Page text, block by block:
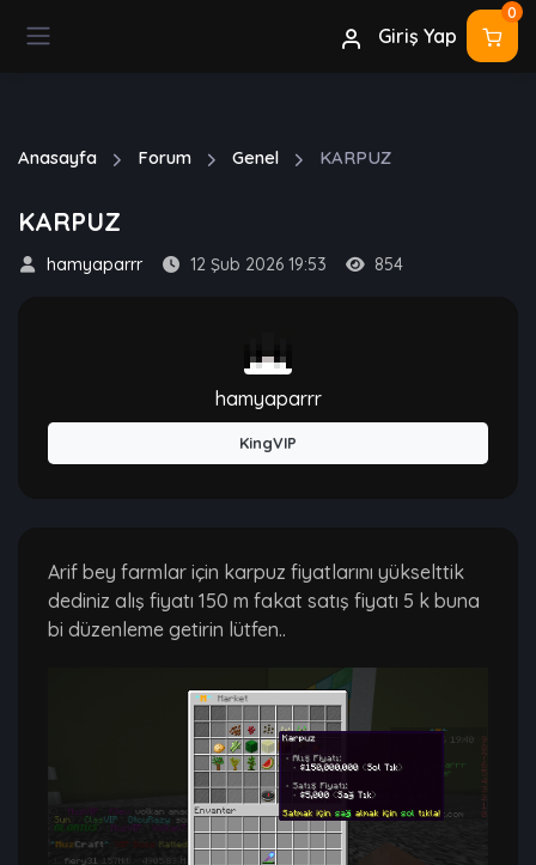
Giriş Yap
0
Anasayfa Forum Genel KARPUZ
KARPUZ
hamyaparrr 12 Şub 2026 19:53 854
hamyaparrr
KingVIP
Arif bey farmlar için karpuz fiyatlarını yükselttik
dediniz alış fiyatı 150 m fakat satış fiyatı 5 k buna
bi düzenleme getirin lütfen..